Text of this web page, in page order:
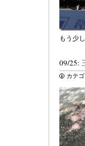
もう少
09/25:
カテ